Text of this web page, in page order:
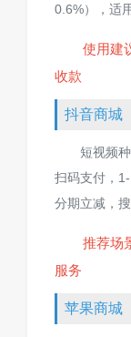
0.6%），适
使用建
收款
抖音商城
短视频
扫码支付，
分期立减，
推荐场
服务
苹果商城